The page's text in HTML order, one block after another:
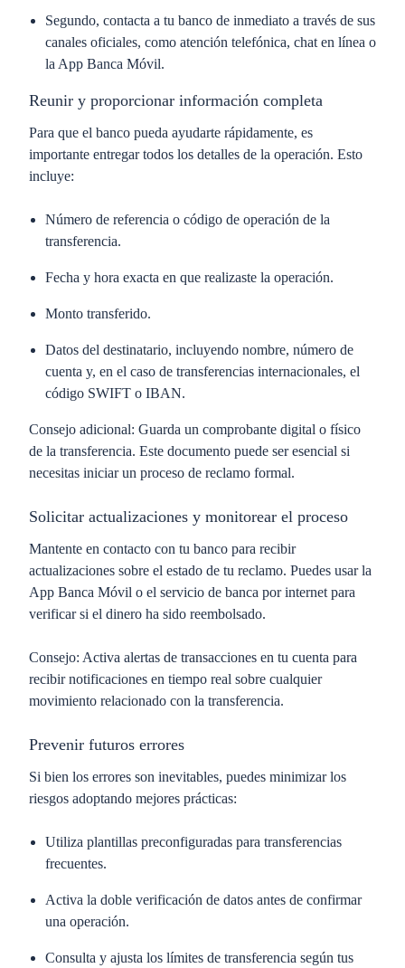
Segundo, contacta a tu banco de inmediato a través de sus
canales oficiales, como atención telefónica, chat en línea o
la App Banca Móvil.
Reunir y proporcionar información completa
Para que el banco pueda ayudarte rápidamente, es
importante entregar todos los detalles de la operación. Esto
incluye:
Número de referencia o código de operación de la
transferencia.
Fecha y hora exacta en que realizaste la operación.
Monto transferido.
Datos del destinatario, incluyendo nombre, número de
cuenta y, en el caso de transferencias internacionales, el
código SWIFT o IBAN.
Consejo adicional: Guarda un comprobante digital o físico
de la transferencia. Este documento puede ser esencial si
necesitas iniciar un proceso de reclamo formal.
Solicitar actualizaciones y monitorear el proceso
Mantente en contacto con tu banco para recibir
actualizaciones sobre el estado de tu reclamo. Puedes usar la
App Banca Móvil o el servicio de banca por internet para
verificar si el dinero ha sido reembolsado.
Consejo: Activa alertas de transacciones en tu cuenta para
recibir notificaciones en tiempo real sobre cualquier
movimiento relacionado con la transferencia.
Prevenir futuros errores
Si bien los errores son inevitables, puedes minimizar los
riesgos adoptando mejores prácticas:
Utiliza plantillas preconfiguradas para transferencias
frecuentes.
Activa la doble verificación de datos antes de confirmar
una operación.
Consulta y ajusta los límites de transferencia según tus